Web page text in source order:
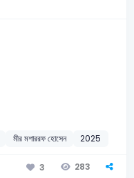
মীর মশাররফ হোসেন 2025
3 283